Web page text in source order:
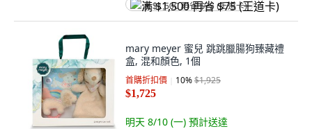
满 $1,500 再省 $75 (王道卡)
mary meyer 蜜兒 跳跳臘腸狗臻藏禮
盒, 混和顏色, 1個
首購折扣價 10%$1,925
$1,725
明天 8/10 (一) 預計送達